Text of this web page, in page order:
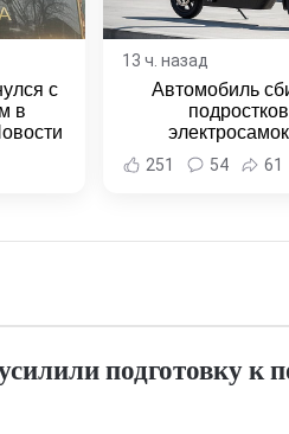
с
в
13 ч. назад
Автомобиль
Комсомольске-
Новости
251 54 61
подготовку к